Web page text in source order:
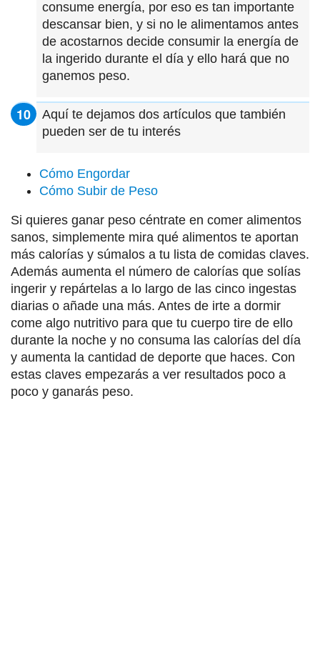
consume energía, por eso es tan importante
descansar bien, y si no le alimentamos antes
de acostarnos decide consumir la energía de
la ingerido durante el día y ello hará que no
ganemos peso.
Aquí te dejamos dos artículos que también
pueden ser de tu interés
Cómo Engordar
Cómo Subir de Peso
Si quieres ganar peso céntrate en comer alimentos
sanos, simplemente mira qué alimentos te aportan
más calorías y súmalos a tu lista de comidas claves.
Además aumenta el número de calorías que solías
ingerir y repártelas a lo largo de las cinco ingestas
diarias o añade una más. Antes de irte a dormir
come algo nutritivo para que tu cuerpo tire de ello
durante la noche y no consuma las calorías del día
y aumenta la cantidad de deporte que haces. Con
estas claves empezarás a ver resultados poco a
poco y ganarás peso.